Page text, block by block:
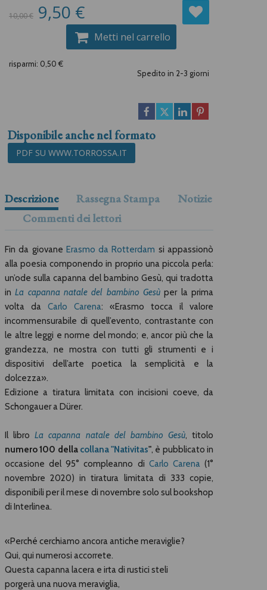
10,00 € 9,50 €
Metti nel carrello
risparmi: 0,50 €
Spedito in 2-3 giorni
Disponibile anche nel formato
PDF SU WWW.TORROSSA.IT
Descrizione Rassegna Stampa
Notizie
Commenti dei lettori
Fin da giovane Erasmo da Rotterdam si appassionò
alla poesia componendo in proprio una piccola perla:
un’ode sulla capanna del bambino Gesù, qui tradotta
inLa capanna natale del bambino Gesù per la prima
volta da Carlo Carena: «Erasmo tocca il valore
incommensurabile di quell’evento, contrastante con
le altre leggi e norme del mondo; e, ancor più che la
grandezza, ne mostra con tutti gli strumenti e i
dispositivi dell’arte poetica la semplicità e la
dolcezza».
Edizione a tiratura limitata con incisioni coeve, da
Schongauer a Dürer.
Il libro La capanna natale del bambino Gesù, titolo
numero 100 della collana "Nativitas", è pubblicato in
occasione del 95° compleanno di Carlo Carena(1°
novembre 2020) in tiratura limitata di 333 copie,
disponibili per il mese di novembre solo sul bookshop
di Interlinea.
«Perché cerchiamo ancora antiche meraviglie?
Qui, qui numerosi accorrete.
Questa capanna lacera e irta di rustici steli
porgerà una nuova meraviglia,